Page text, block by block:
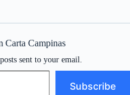
Carta Campinas
sent to your email.
Subscribe